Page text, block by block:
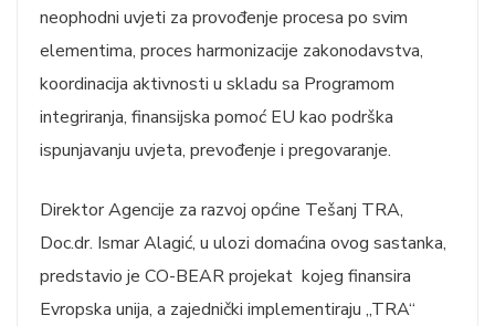
neophodni uvjeti za provođenje procesa po svim
elementima, proces harmonizacije zakonodavstva,
koordinacija aktivnosti u skladu sa Programom
integriranja, finansijska pomoć EU kao podrška
ispunjavanju uvjeta, prevođenje i pregovaranje.
Direktor Agencije za razvoj općine Tešanj TRA,
Doc.dr. Ismar Alagić, u ulozi domaćina ovog sastanka,
predstavio je CO-BEAR projekat kojeg finansira
Evropska unija, a zajednički implementiraju „TRA“